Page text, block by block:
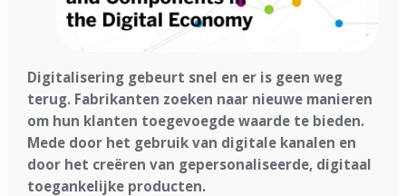
Digitalisering gebeurt snel en er is geen weg
terug. Fabrikanten zoeken naar nieuwe manieren
om hun klanten toegevoegde waarde te bieden.
Mede door het gebruik van digitale kanalen en
door het creëren van gepersonaliseerde, digitaal
toegankelijke producten.